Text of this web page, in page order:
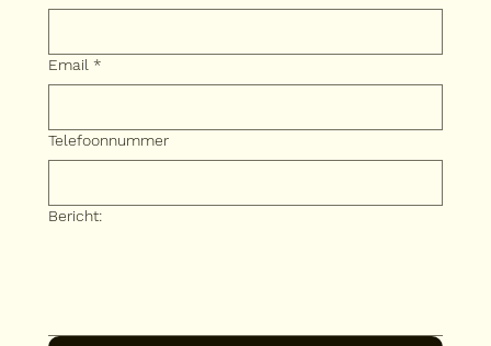
Email *
Telefoonnummer
Bericht: